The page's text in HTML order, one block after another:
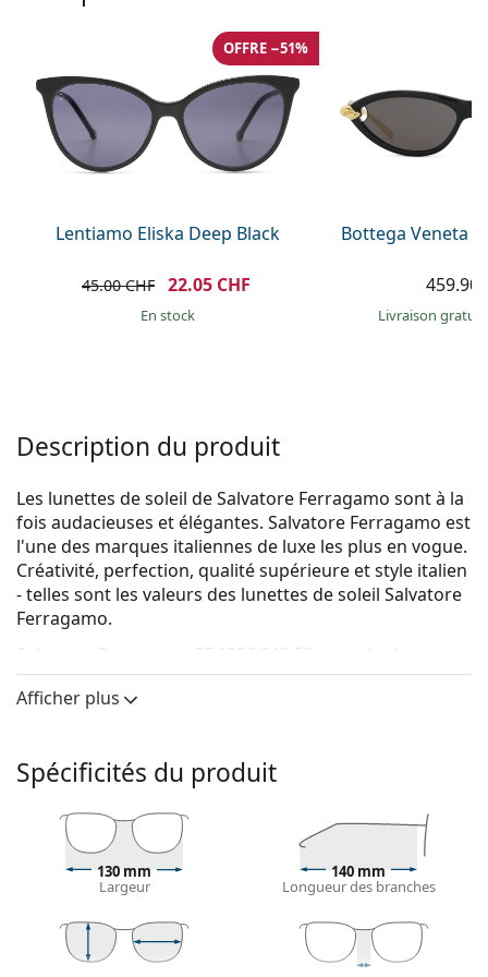
Toutes les marques
Prada
Toutes les marques
Lentiamo Eliska Deep Black
OFFRE −51%
45.00 CHF 22.05 CHF
en stock
Bottega Veneta
459.90
Livraison
Description du produit
Les lunettes de soleil de Salvatore Ferragamo sont à la
fois audacieuses et élégantes. Salvatore Ferragamo est
l'une des marques italiennes de luxe les plus en vogue.
Créativité, perfection, qualité supérieure et style italien
- telles sont les valeurs des lunettes de soleil Salvatore
Ferragamo.
Salvatore Ferragamo SF 182S 043 50
sont des lunettes
de soleil pour femmes.
Monture de lunettes de soleil
parfaitement avec tous les types de teint et des
Les montures de lunettes de soleil Cat Eyesont un
choix idéal pour celles qui ont un visage ovale, en
forme de cœur ou de diamant.
La monture des lunettes de soleil est en métal, qui
tient bien sa forme et offre une grande stabilité et
un look unique.
Les plaquettes de nez réglables permettent de
Afficher plus
Spécificités du produit
130 mm
Largeur
140 mm
Longueur des branches